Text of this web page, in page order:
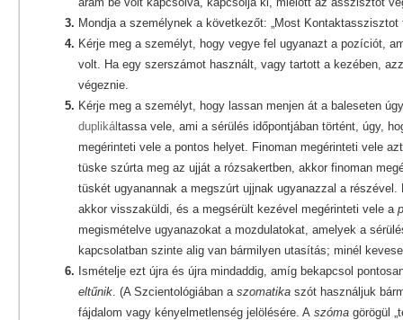
Mondja a személynek a következőt: „Most Kontaktasszisztot
Kérje meg a személyt, hogy vegye fel ugyanazt a pozíciót,
volt. Ha egy szerszámot használt, vagy tartott a kezében,
végeznie.
Kérje meg a személyt, hogy lassan menjen át a baleseten
duplikál tassa vele, ami a sérülés időpontjában történt, úgy,
megérinteti vele a pontos helyet.
Finoman megérinteti vele
tüske szúrta meg az ujját a rózsakertben, akkor finoman
tüskét ugyanannak a megszúrt ujjnak ugyanazzal a
akkor visszaküldi, és a megsérült kezével megérinteti vele a
megismételve ugyanazokat a mozdulatokat, amelyek a
kapcsolatban szinte alig van bármilyen utasítás; minél
Ismételje ezt újra és újra mindaddig, amíg bekapcsol
eltűnik . (A Szcientológiában a szomatika szót használjuk
fájdalom vagy kényelmetlenség jelölésére. A szóma görögül